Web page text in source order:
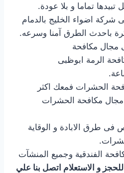
تماما و بلا عودة.
شركة اضواء الخليج بالدمام
باحدث الطرق آمنا وسرعه.
مجال مكافحة
الرمة ابوظبى
الحشرات فمعك اكثر
مكافحة الحشرات
طرق الابادة و الوقاية
الفندقية وجميع المنشآت
للحجز و الاستعلام اتصل بنا علي